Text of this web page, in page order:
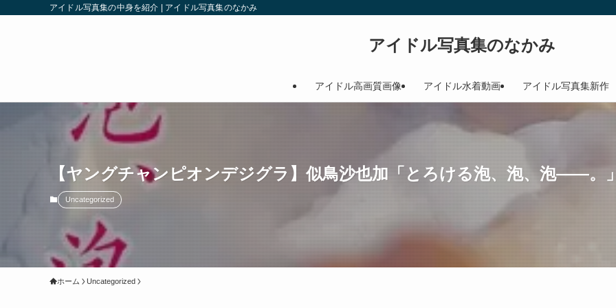
アイドル写真集の中身を紹介 | アイドル写真集のなかみ
アイドル写真集のなかみ
アイドル高画質画像 アイドル水着動画 アイドル写真集新作
【ヤングチャンピオンデジグラ】似鳥沙也加「とろける泡、泡、泡――。
Uncategorized
ホーム Uncategorized